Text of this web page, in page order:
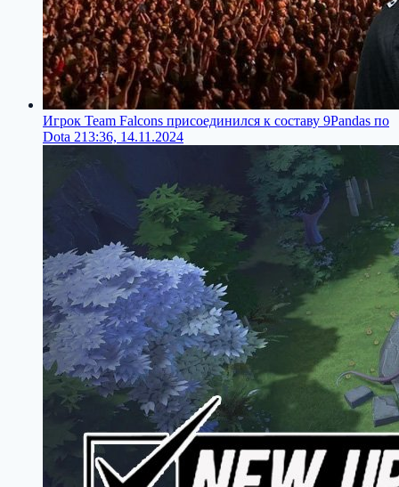
Игрок Team Falcons присоединился к составу 9Pandas по
Dota 213:36, 14.11.2024